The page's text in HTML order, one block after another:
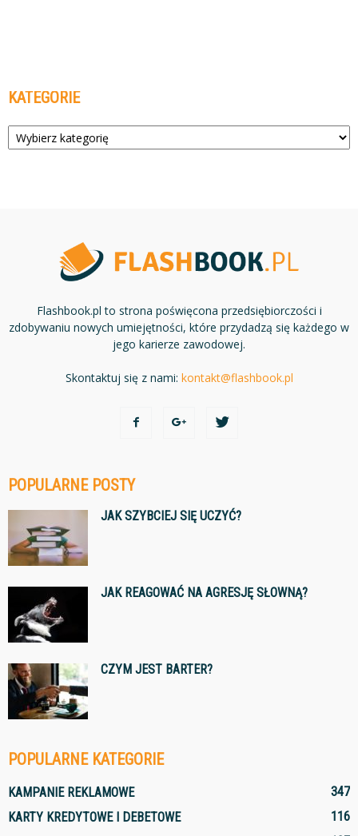
KATEGORIE
Kategorie
Flashbook.pl to strona poświęcona przedsiębiorczości i
zdobywaniu nowych umiejętności, które przydadzą się każdego w
jego karierze zawodowej.
Skontaktuj się z nami: kontakt@flashbook.pl
POPULARNE POSTY
JAK SZYBCIEJ SIĘ UCZYĆ?
JAK REAGOWAĆ NA AGRESJĘ SŁOWNĄ?
CZYM JEST BARTER?
POPULARNE KATEGORIE
KAMPANIE REKLAMOWE
347
KARTY KREDYTOWE I DEBETOWE
116